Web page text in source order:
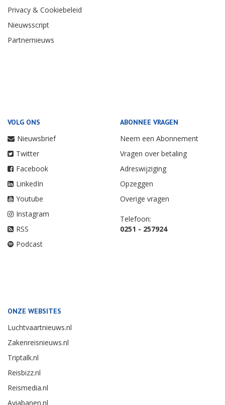
Privacy & Cookiebeleid
Nieuwsscript
Partnernieuws
VOLG ONS
Nieuwsbrief
Twitter
Facebook
LinkedIn
Youtube
Instagram
RSS
Podcast
ABONNEE VRAGEN
Neem een Abonnement
Vragen over betaling
Adreswijziging
Opzeggen
Overige vragen
Telefoon:
0251 - 257924
ONZE WEBSITES
Luchtvaartnieuws.nl
Zakenreisnieuws.nl
Triptalk.nl
Reisbizz.nl
Reismedia.nl
Aviabanen.nl